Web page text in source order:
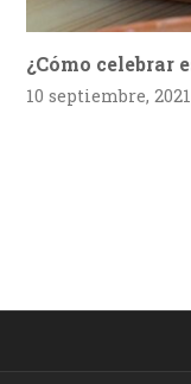
¿Cómo celebrar
10 septiembre, 2021